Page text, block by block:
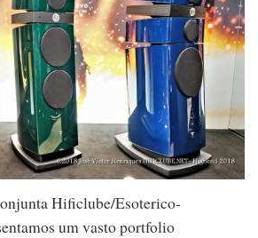
Hificlube/Esoterico-
um vasto portfolio